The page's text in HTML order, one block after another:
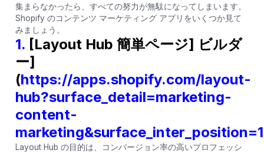
集まらなかったら、すべての努力が無駄になってしまいます。
Shopify のコンテンツ マーケティング アプリをいくつか見て
みましょう。
1. [Layout Hub 簡単ページ] ビルダ
ー]
(https://apps.shopify.com/layout-
hub?surface_detail=marketing-
content-
Layout Hub の目的は、コンバージョン率の高いプロフェッシ